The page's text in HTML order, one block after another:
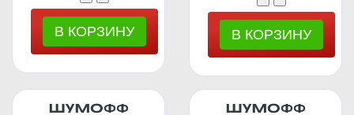
ШУМОФФ
ШУМОФФ